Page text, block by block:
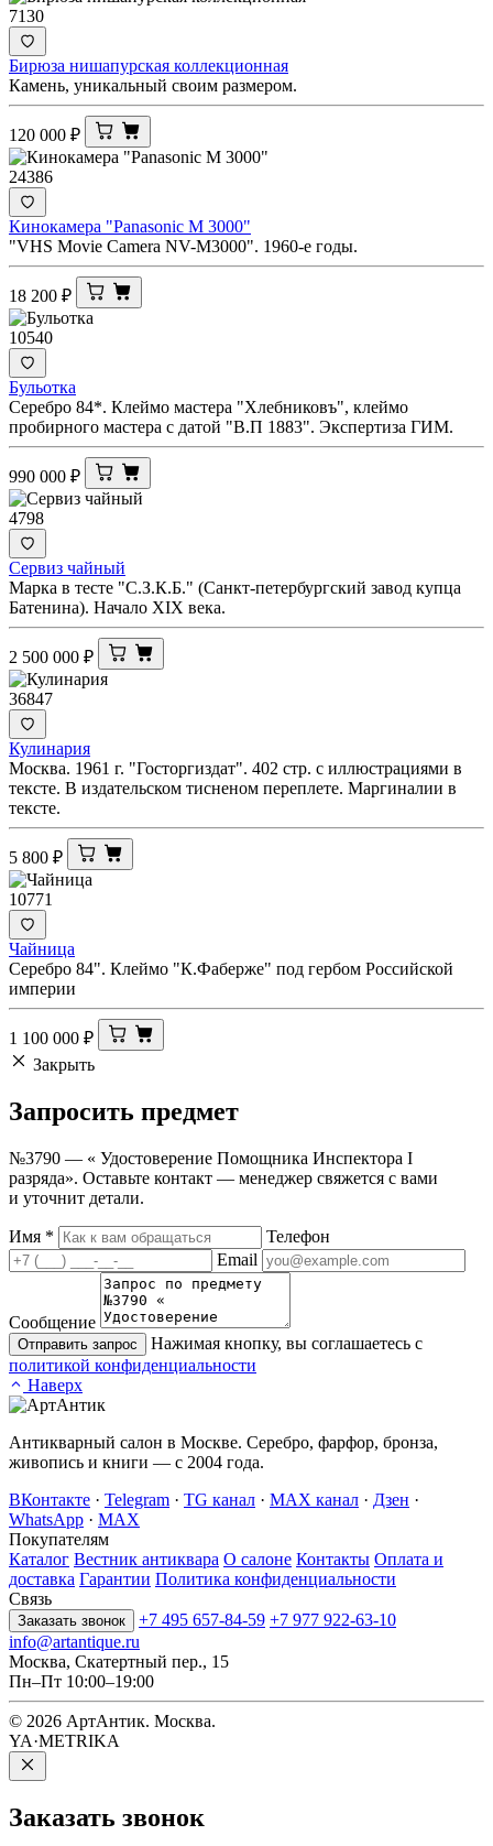
7130
Бирюза нишапурская коллекционная
Камень, уникальный своим размером.
120 000 ₽
24386
Кинокамера "Panasonic M 3000"
"VHS Movie Camera NV-M3000". 1960-е годы.
18 200 ₽
10540
Бульотка
Серебро 84*. Клеймо мастера "Хлебниковъ", клеймо
пробирного мастера с датой "В.П 1883". Экспертиза ГИМ.
990 000 ₽
4798
Сервиз чайный
Марка в тесте "С.З.К.Б." (Санкт-петербургский завод купца
Батенина). Начало XIX века.
2 500 000 ₽
36847
Кулинария
Москва. 1961 г. "Госторгиздат". 402 стр. с иллюстрациями в
тексте. В издательском тисненом переплете. Маргиналии в
тексте.
5 800 ₽
10771
Чайница
Серебро 84". Клеймо "К.Фаберже" под гербом Российской
империи
1 100 000 ₽
Закрыть
Запросить предмет
№3790 — « Удостоверение Помощника Инспектора I
разряда». Оставьте контакт — менеджер свяжется с вами
и уточнит детали.
Имя *
Телефон
Email
Сообщение
Отправить запрос
Нажимая кнопку, вы соглашаетесь с
политикой конфиденциальности
Наверх
Антикварный салон в Москве. Серебро, фарфор, бронза,
живопись и книги — с 2004 года.
ВКонтакте · Telegram · TG канал · MAX канал · Дзен ·
WhatsApp · MAX
Покупателям
Каталог Вестник антиквара О салоне Контакты Оплата и
доставка Гарантии Политика конфиденциальности
Связь
Заказать звонок +7 495 657-84-59 +7 977 922-63-10
info@artantique.ru
Москва, Скатертный пер., 15
Пн–Пт 10:00–19:00
© 2026 АртАнтик. Москва.
YA·METRIKA
Заказать звонок